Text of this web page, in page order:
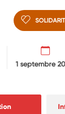
1 septembre